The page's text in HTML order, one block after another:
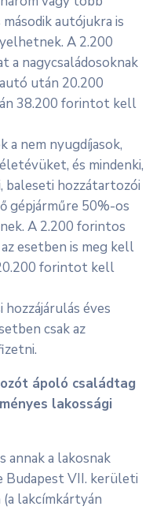
autójukra is
A 2.200
a nagycsaládosoknak
után 20.200
38.200 forintot kell
a nem nyugdíjasok,
és mindenki,
baleseti hozzátartozói
gépjárműre 50%-os
A 2.200 forintos
esetben is meg kell
forintot kell
hozzájárulás éves
csak az
ápoló családtag
lakossági
annak a lakosnak
Budapest VII. kerületi
lakcímkártyán